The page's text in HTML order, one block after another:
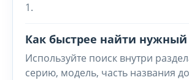
1.
Как быстрее найти нужный
Используйте поиск внутри
серию, модель, часть названия